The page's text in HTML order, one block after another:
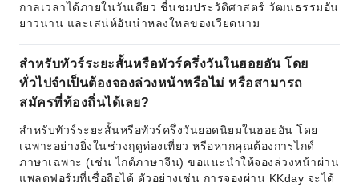
กาลเวลาได้ภายในวันเดียว ชื่นชมประวัติศาสตร์ วัฒนธรรมอัน
ยาวนาน และเสน่ห์อันน่าหลงใหลของเวียดนาม
สำหรับทัวร์ระยะสั้นหรือทัวร์ครึ่งวันในฮอยอัน โดย
ทั่วไปจำเป็นต้องจองล่วงหน้าหรือไม่ หรือสามารถ
สมัครที่ท้องถิ่นได้เลย?
สำหรับทัวร์ระยะสั้นหรือทัวร์ครึ่งวันยอดนิยมในฮอยอัน โดย
เฉพาะอย่างยิ่งในช่วงฤดูท่องเที่ยว หรือหากคุณต้องการไกด์
ภาษาเฉพาะ (เช่น ไกด์ภาษาจีน) ขอแนะนำให้จองล่วงหน้าผ่าน
แพลตฟอร์มที่เชื่อถือได้ ตัวอย่างเช่น การจองผ่าน KKday จะได้